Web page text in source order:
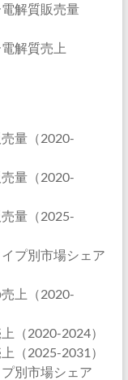
解質販売量
解質売上
量（2020-
量（2020-
量（2025-
プ別市場シェア
上（2020-
（2020-2024）
（2025-2031）
別市場シェア